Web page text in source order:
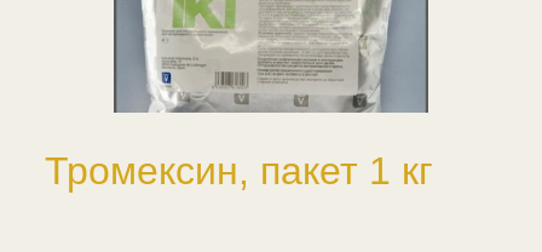
Тромексин, пакет 1 кг